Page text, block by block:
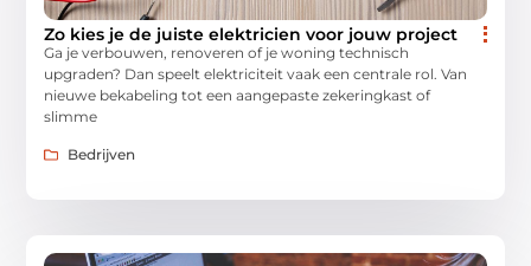
Zo kies je de juiste elektricien voor jouw project
Ga je verbouwen, renoveren of je woning technisch
upgraden? Dan speelt elektriciteit vaak een centrale rol. Van
nieuwe bekabeling tot een aangepaste zekeringkast of
slimme
Bedrijven